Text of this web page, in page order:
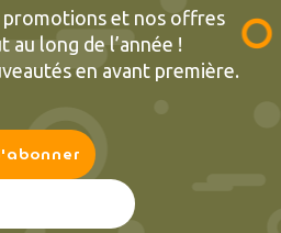
promotions et nos offres
au long de l’année !
en avant première.